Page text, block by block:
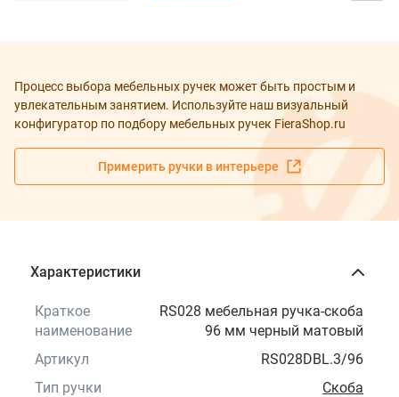
Процесс выбора мебельных ручек может быть простым и
увлекательным занятием. Используйте наш визуальный
конфигуратор по подбору мебельных ручек FieraShop.ru
Примерить ручки в интерьере
Характеристики
Краткое
наименование
RS028 мебельная ручка-скоба
96 мм черный матовый
Артикул
RS028DBL.3/96
Тип ручки
Скоба